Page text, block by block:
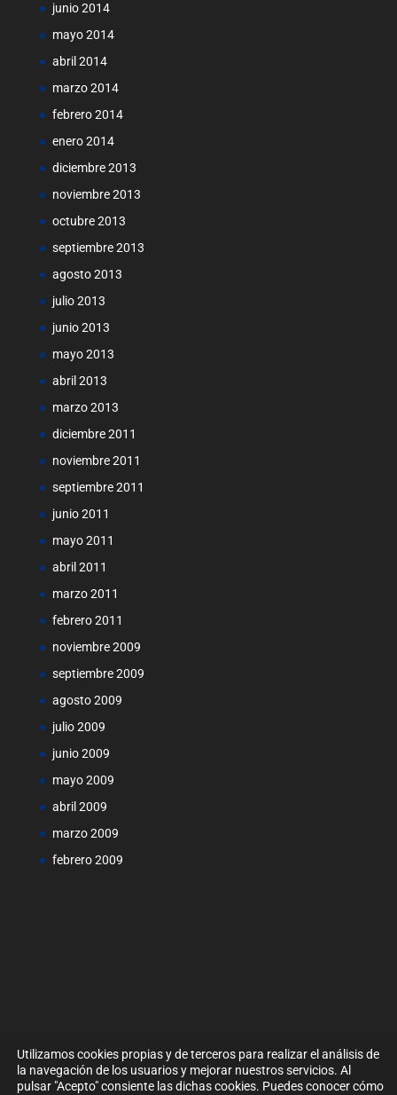
junio 2014
mayo 2014
abril 2014
marzo 2014
febrero 2014
enero 2014
diciembre 2013
noviembre 2013
octubre 2013
septiembre 2013
agosto 2013
julio 2013
junio 2013
mayo 2013
abril 2013
marzo 2013
diciembre 2011
noviembre 2011
septiembre 2011
junio 2011
mayo 2011
abril 2011
marzo 2011
febrero 2011
noviembre 2009
septiembre 2009
agosto 2009
julio 2009
junio 2009
mayo 2009
abril 2009
marzo 2009
febrero 2009
Utilizamos cookies propias y de terceros para realizar el análisis de
la navegación de los usuarios y mejorar nuestros servicios. Al
pulsar "Acepto" consiente las dichas cookies. Puedes conocer cómo